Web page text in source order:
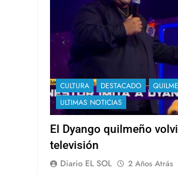
CULTURA DESTACADO
ULTIMAS NOTICIAS
El Dyango quilmeño
televisión
Diario EL SOL 2 Años Atrás